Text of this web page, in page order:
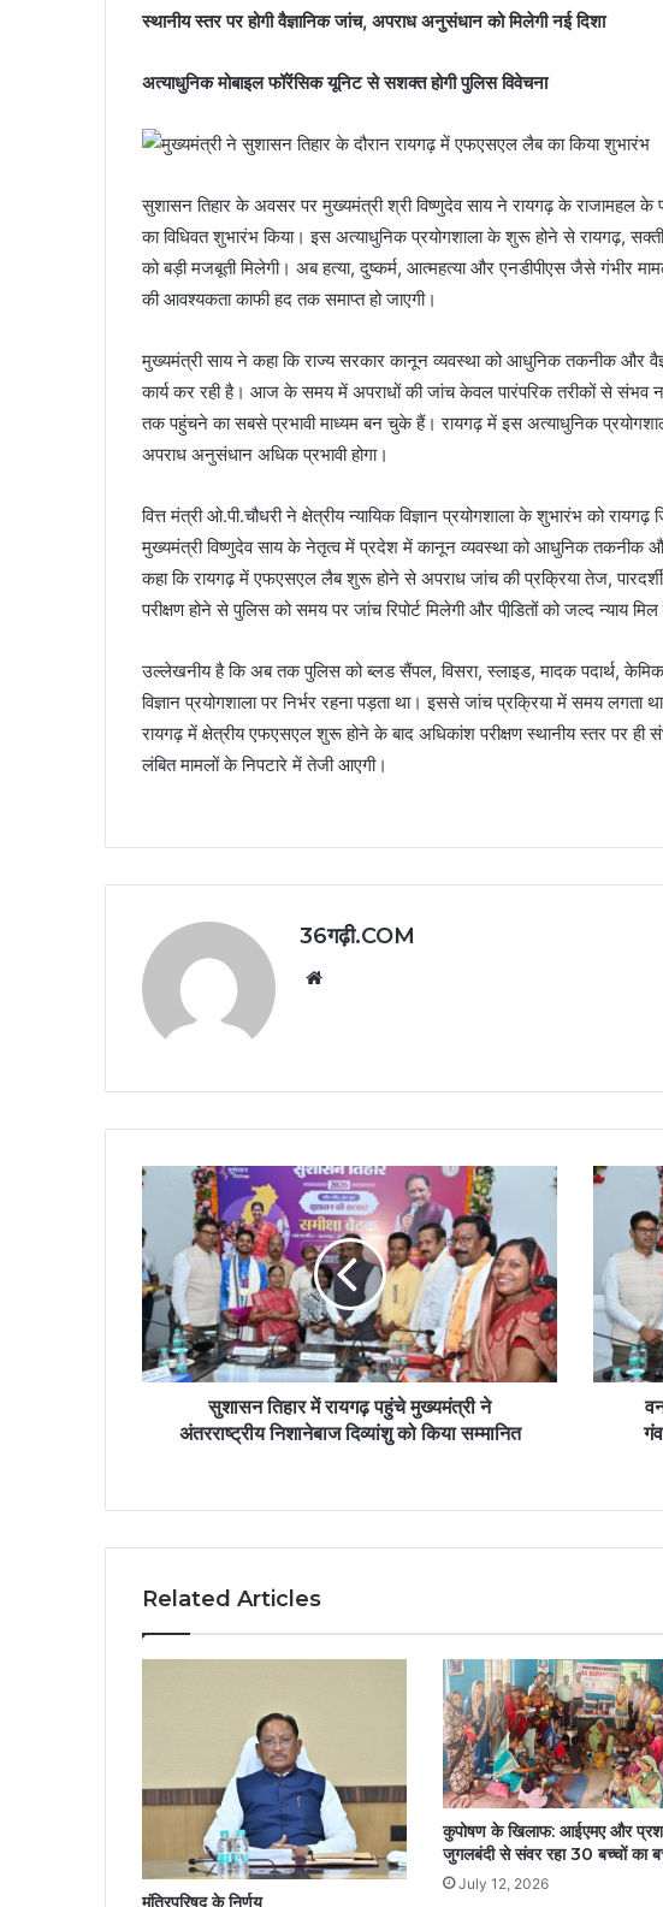
स्थानीय स्तर पर होगी वैज्ञानिक जांच, अपराध अनुसंधान को मिलेगी नई दिशा
अत्याधुनिक मोबाइल फॉरेंसिक यूनिट से सशक्त होगी पुलिस विवेचना
सुशासन तिहार के अवसर पर मुख्यमंत्री श्री विष्णुदेव साय ने रायगढ़ के राजामहल के
का विधिवत शुभारंभ किया। इस अत्याधुनिक प्रयोगशाला के शुरू होने से रायगढ़,
को बड़ी मजबूती मिलेगी। अब हत्या, दुष्कर्म, आत्महत्या और एनडीपीएस जैसे गंभीर
की आवश्यकता काफी हद तक समाप्त हो जाएगी।
मुख्यमंत्री साय ने कहा कि राज्य सरकार कानून व्यवस्था को आधुनिक तकनीक और
कार्य कर रही है। आज के समय में अपराधों की जांच केवल पारंपरिक तरीकों से संभव
तक पहुंचने का सबसे प्रभावी माध्यम बन चुके हैं। रायगढ़ में इस अत्याधुनिक
अपराध अनुसंधान अधिक प्रभावी होगा।
वित्त मंत्री ओ.पी.चौधरी ने क्षेत्रीय न्यायिक विज्ञान प्रयोगशाला के शुभारंभ को
मुख्यमंत्री विष्णुदेव साय के नेतृत्व में प्रदेश में कानून व्यवस्था को आधुनिक तकनीक
कहा कि रायगढ़ में एफएसएल लैब शुरू होने से अपराध जांच की प्रक्रिया तेज,
परीक्षण होने से पुलिस को समय पर जांच रिपोर्ट मिलेगी और पीडि़तों को जल्द न्याय
उल्लेखनीय है कि अब तक पुलिस को ब्लड सैंपल, विसरा, स्लाइड, मादक पदार्थ,
विज्ञान प्रयोगशाला पर निर्भर रहना पड़ता था। इससे जांच प्रक्रिया में समय
रायगढ़ में क्षेत्रीय एफएसएल शुरू होने के बाद अधिकांश परीक्षण स्थानीय स्तर पर
लंबित मामलों के निपटारे में तेजी आएगी।
36गढ़ी.COM
सुशासन तिहार में रायगढ़ पहुंचे मुख्यमंत्री ने
अंतरराष्ट्रीय निशानेबाज दिव्यांशु को किया सम्मानित
Related Articles
मंत्रिपरिषद के निर्णय
कुपोषण के खिलाफ: आईएमए और
जुगलबंदी से संवर रहा 30 बच्चों का
July 12, 2026